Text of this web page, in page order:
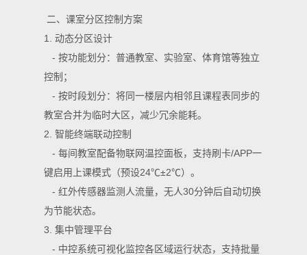
二、课室分区控制方案
1. 动态分区设计
- 按功能划分：普通教室、实验室、体育馆等独立
控制；
- 按时段划分：将同一楼层内相邻且课程表同步的
教室合并为临时大区，减少冗余能耗。
2. 智能终端联动控制
- 每间教室配备物联网温控面板，支持刷卡/APP一
键启用上课模式（预设24℃±2℃）。
- 红外传感器监测人流量，无人30分钟后自动切换
为节能状态。
3. 集中管理平台
- 中控系统可视化监控各区域运行状态，支持批量